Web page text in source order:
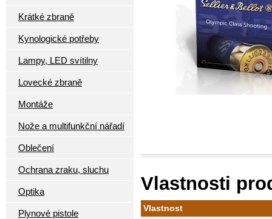
Krátké zbraně
Kynologické potřeby
Lampy, LED svítilny
Lovecké zbraně
Montáže
Nože a multifunkční nářadí
Oblečení
Ochrana zraku, sluchu
Optika
Plynové pistole
Vlastnosti
Vlastnost